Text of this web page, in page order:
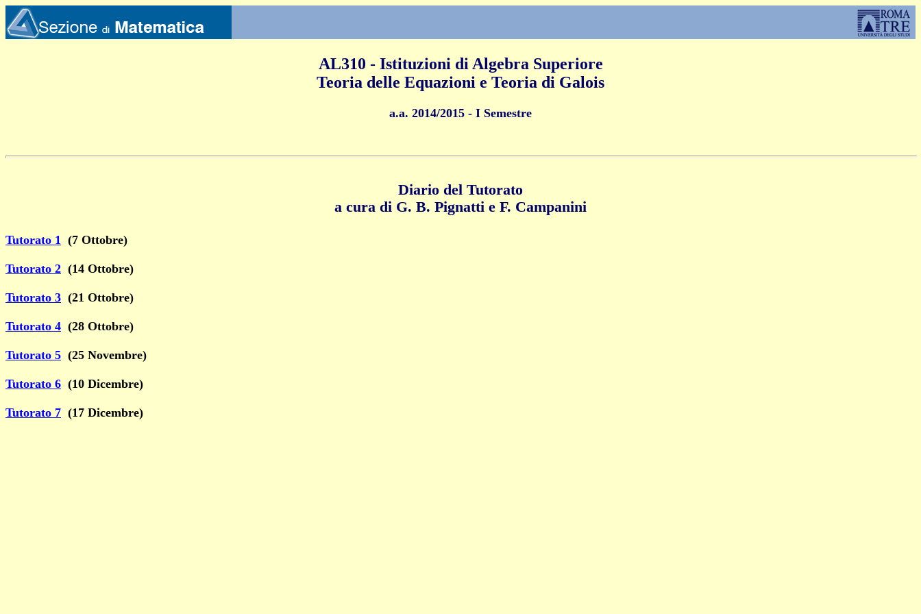
AL310 - Istituzioni di Algebra Superiore
Teoria delle Equazioni e Teoria di Galois
a.a. 2014/2015 - I Semestre
Diario del Tutorato
a cura di G. B. Pignatti e F. Campanini
Tutorato 1 (7 Ottobre)
Tutorato 2 (14 Ottobre)
Tutorato 3 (21 Ottobre)
Tutorato 4 (28 Ottobre)
Tutorato 5 (25 Novembre)
Tutorato 6 (10 Dicembre)
Tutorato 7 (17 Dicembre)